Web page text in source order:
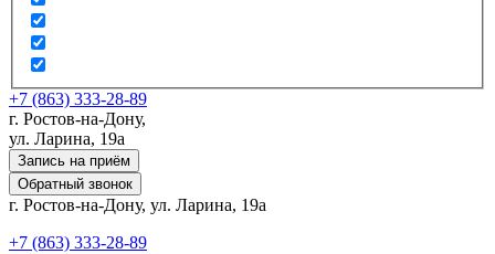
+7 (863) 333-28-89
г. Ростов-на-Дону,
ул. Ларина, 19а
Запись на приём
Обратный звонок
г. Ростов-на-Дону, ул. Ларина, 19а
+7 (863) 333-28-89